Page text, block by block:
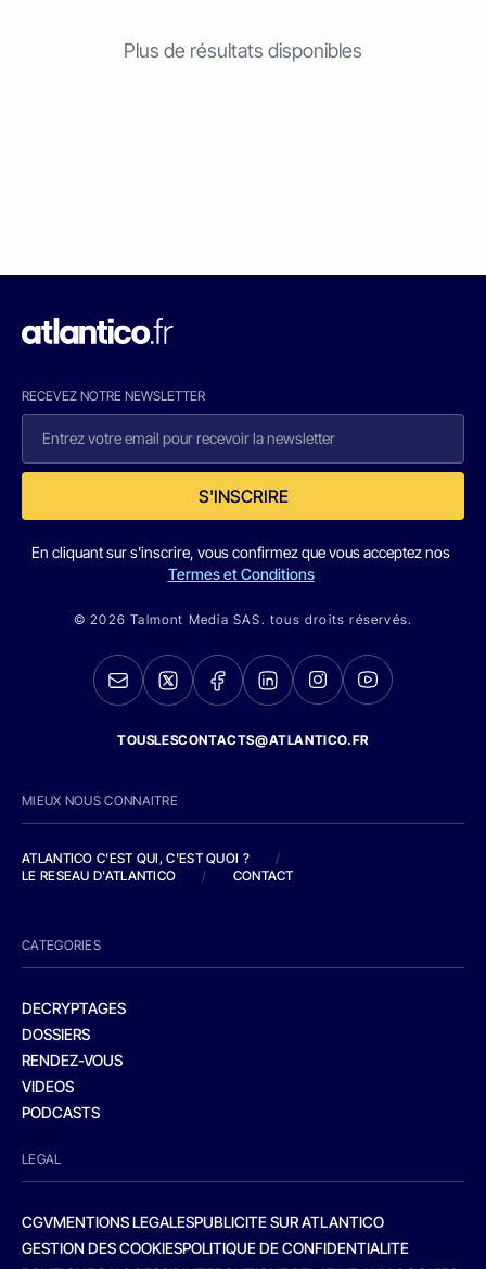
Plus de résultats disponibles
RECEVEZ NOTRE NEWSLETTER
S'INSCRIRE
En cliquant sur s'inscrire, vous confirmez que vous acceptez nos
Termes et Conditions
© 2026 Talmont Media SAS. tous droits réservés.
TOUSLESCONTACTS@ATLANTICO.FR
MIEUX NOUS CONNAITRE
ATLANTICO C'EST QUI, C'EST QUOI ?
/
LE RESEAU D'ATLANTICO
/ CONTACT
CATEGORIES
DECRYPTAGES
DOSSIERS
RENDEZ-VOUS
VIDEOS
PODCASTS
LEGAL
CGVMENTIONS LEGALESPUBLICITE SUR ATLANTICO
GESTION DES COOKIESPOLITIQUE DE CONFIDENTIALITE